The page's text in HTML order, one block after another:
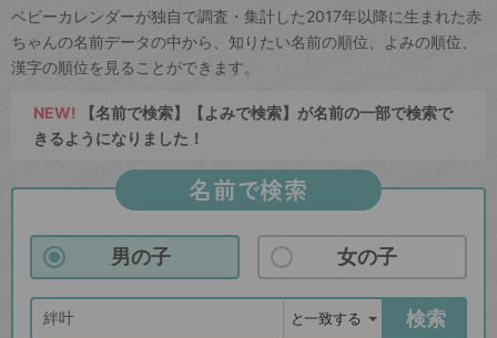
ベビーカレンダーが独自で調査・集計した2017年以降に生まれた赤
ちゃんの名前データの中から、知りたい名前の順位、よみの順位、
漢字の順位を見ることができます。
NEW! 【名前で検索】【よみで検索】が名前の一部で検索で
きるようになりました！
名前で検索
男の子 女の子
検索